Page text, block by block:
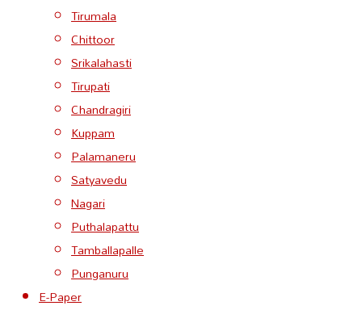
Tirumala
Chittoor
Srikalahasti
Tirupati
Chandragiri
Kuppam
Palamaneru
Satyavedu
Nagari
Puthalapattu
Tamballapalle
Punganuru
E-Paper